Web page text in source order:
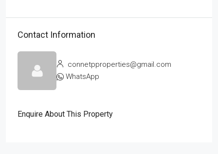
Contact Information
connetpproperties@gmail.com
WhatsApp
Enquire About This Property